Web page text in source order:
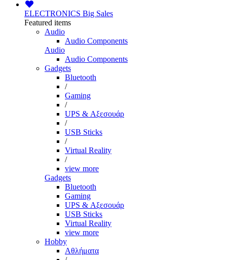
ELECTRONICS Big Sales
Featured items
Audio
Audio Components
Audio
Audio Components
Gadgets
Bluetooth
/
Gaming
/
UPS & Αξεσουάρ
/
USB Sticks
/
Virtual Reality
/
view more
Gadgets
Bluetooth
Gaming
UPS & Αξεσουάρ
USB Sticks
Virtual Reality
view more
Hobby
Αθλήματα